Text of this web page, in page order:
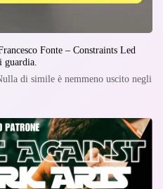
Fonte – Constraints Led
guardia.
di simile è nemmeno uscito negli